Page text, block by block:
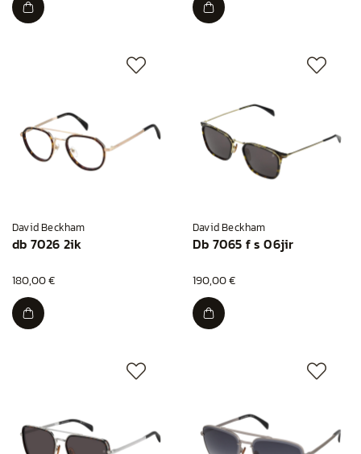
David Beckham
db 7026 2ik
180,00 €
David Beckham
Db 7065 f s 06jir
190,00 €